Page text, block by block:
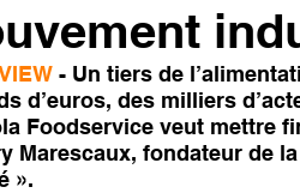
- Un tiers de
d’euros, des milliers
Foodservice veut mettre
Marescaux, fondateur de
».